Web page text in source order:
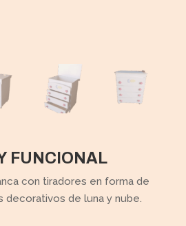
FUNCIONAL
con tiradores en forma de
decorativos de luna y nube.